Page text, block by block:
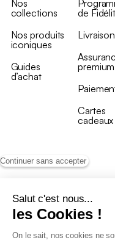
Continuer sans accepter
Salut c'est nous...
les Cookies !
On le sait, nos cookies ne
Nos
collections
Nos produits
iconiques
Guides
d’achat
de
Livraison
premium
Cartes
cadeaux